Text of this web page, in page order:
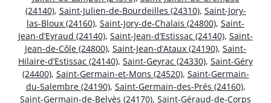
(24140), Saint-Julien-de-Bourdeilles (24310), Saint-Jory-
las-Bloux (24160), Saint-Jory-de-Chalais (24800), Saint-
Jean-d’Eyraud (24140), Saint-Jean-d’Estissac (24140), Saint-
Jean-de-Côle (24800), Saint-Jean-d’Ataux (24190), Saint-
Hilaire-d’Estissac (24140), Saint-Geyrac (24330), Saint-Géry
(24400), Saint-Germain-et-Mons (24520), Saint-Germain-
du-Salembre (24190), Saint-Germain-des-Prés (24160),
Saint-Germain-de-Belvès (24170), Saint-Géraud-de-Corps